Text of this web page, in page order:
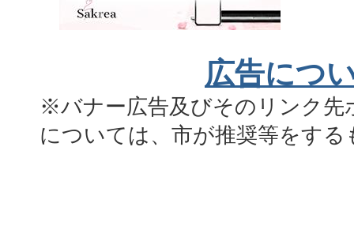
広告につ
※バナー広告及びそのリンク先
については、市が推奨等をす